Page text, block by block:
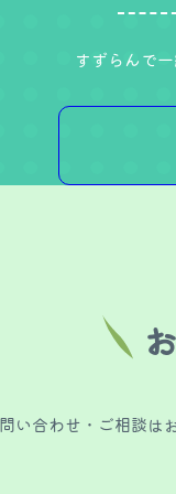
すずらんで一
い合わせ・ご相談は